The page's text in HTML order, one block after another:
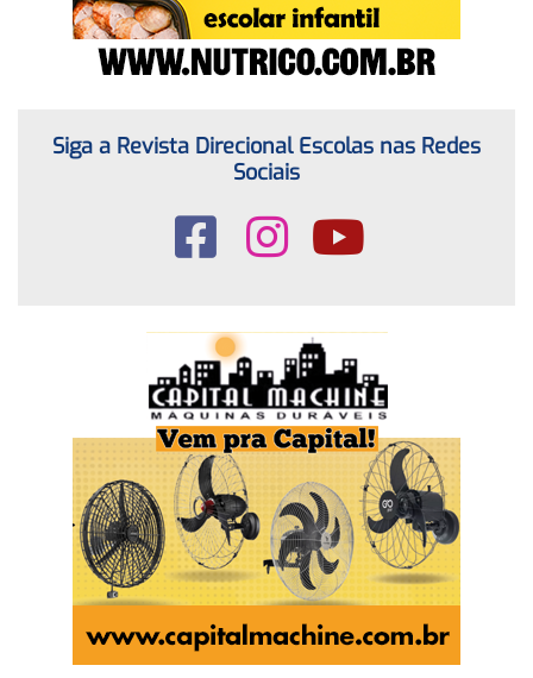
Siga a Revista Direcional Escolas nas Redes
Sociais